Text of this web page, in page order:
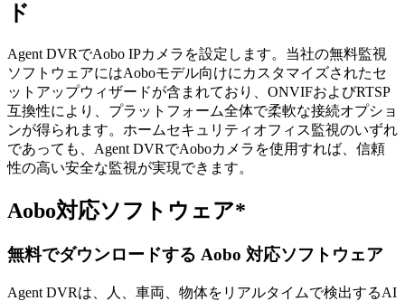
ド
Agent DVRでAobo IPカメラを設定します。当社の無料監視
ソフトウェアにはAoboモデル向けにカスタマイズされたセ
ットアップウィザードが含まれており、ONVIFおよびRTSP
互換性により、プラットフォーム全体で柔軟な接続オプショ
ンが得られます。ホームセキュリティオフィス監視のいずれ
であっても、Agent DVRでAoboカメラを使用すれば、信頼
性の高い安全な監視が実現できます。
Aobo対応ソフトウェア*
無料でダウンロードする Aobo 対応ソフトウェア
Agent DVRは、人、車両、物体をリアルタイムで検出するAI